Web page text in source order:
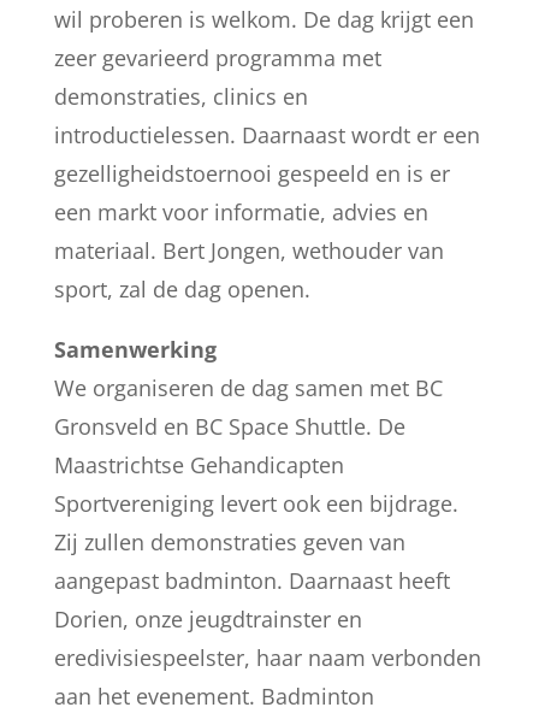
wil proberen is welkom. De dag krijgt een
zeer gevarieerd programma met
demonstraties, clinics en
introductielessen. Daarnaast wordt er een
gezelligheidstoernooi gespeeld en is er
een markt voor informatie, advies en
materiaal. Bert Jongen, wethouder van
sport, zal de dag openen.
Samenwerking
We organiseren de dag samen met BC
Gronsveld en BC Space Shuttle. De
Maastrichtse Gehandicapten
Sportvereniging levert ook een bijdrage.
Zij zullen demonstraties geven van
aangepast badminton. Daarnaast heeft
Dorien, onze jeugdtrainster en
eredivisiespeelster, haar naam verbonden
aan het evenement. Badminton